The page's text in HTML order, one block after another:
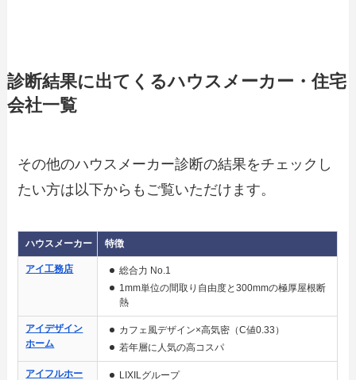
診断結果に出てくるハウスメーカー・住宅
会社一覧
その他のハウスメーカー診断の結果をチェックし
たい方は以下からもご覧いただけます。
ハウスメーカー 特徴
アイ工務店
総合力 No.1
1mm単位の間取り自由度と300mmの極厚屋根断
熱
アイデザイン
ホーム
カフェ風デザイン×高気密（C値0.33）
若年層に人気の高コスパ
アイフルホー LIXILグループ